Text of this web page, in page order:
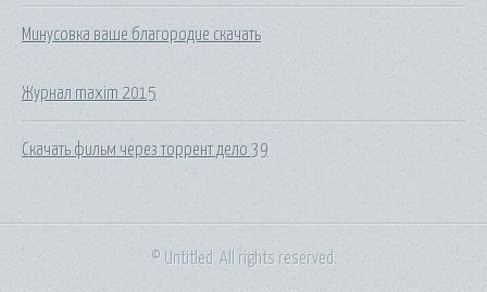
Минусовка ваше благородие скачать
Журнал maxim 2015
Скачать фильм через торрент дело 39
© Untitled. All rights reserved.